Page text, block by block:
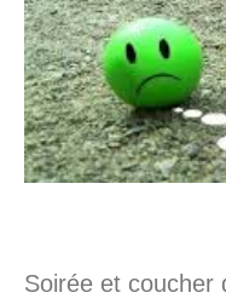
Soirée et coucher